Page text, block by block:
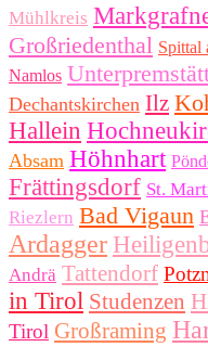
Mühlkreis
Großriedenthal Spittal
Namlos
Dechantskirchen Ilz
Hallein
Absam Höhnhart
Frättingsdorf St.
Riezlern Bad Vigaun
Ardagger
Andrä Tattendorf
in Tirol Studenzen
Tirol Großraming